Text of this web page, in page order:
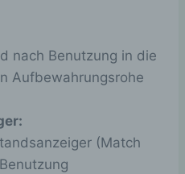
nach Benutzung in die
Aufbewahrungsrohe
(Match
Ihre